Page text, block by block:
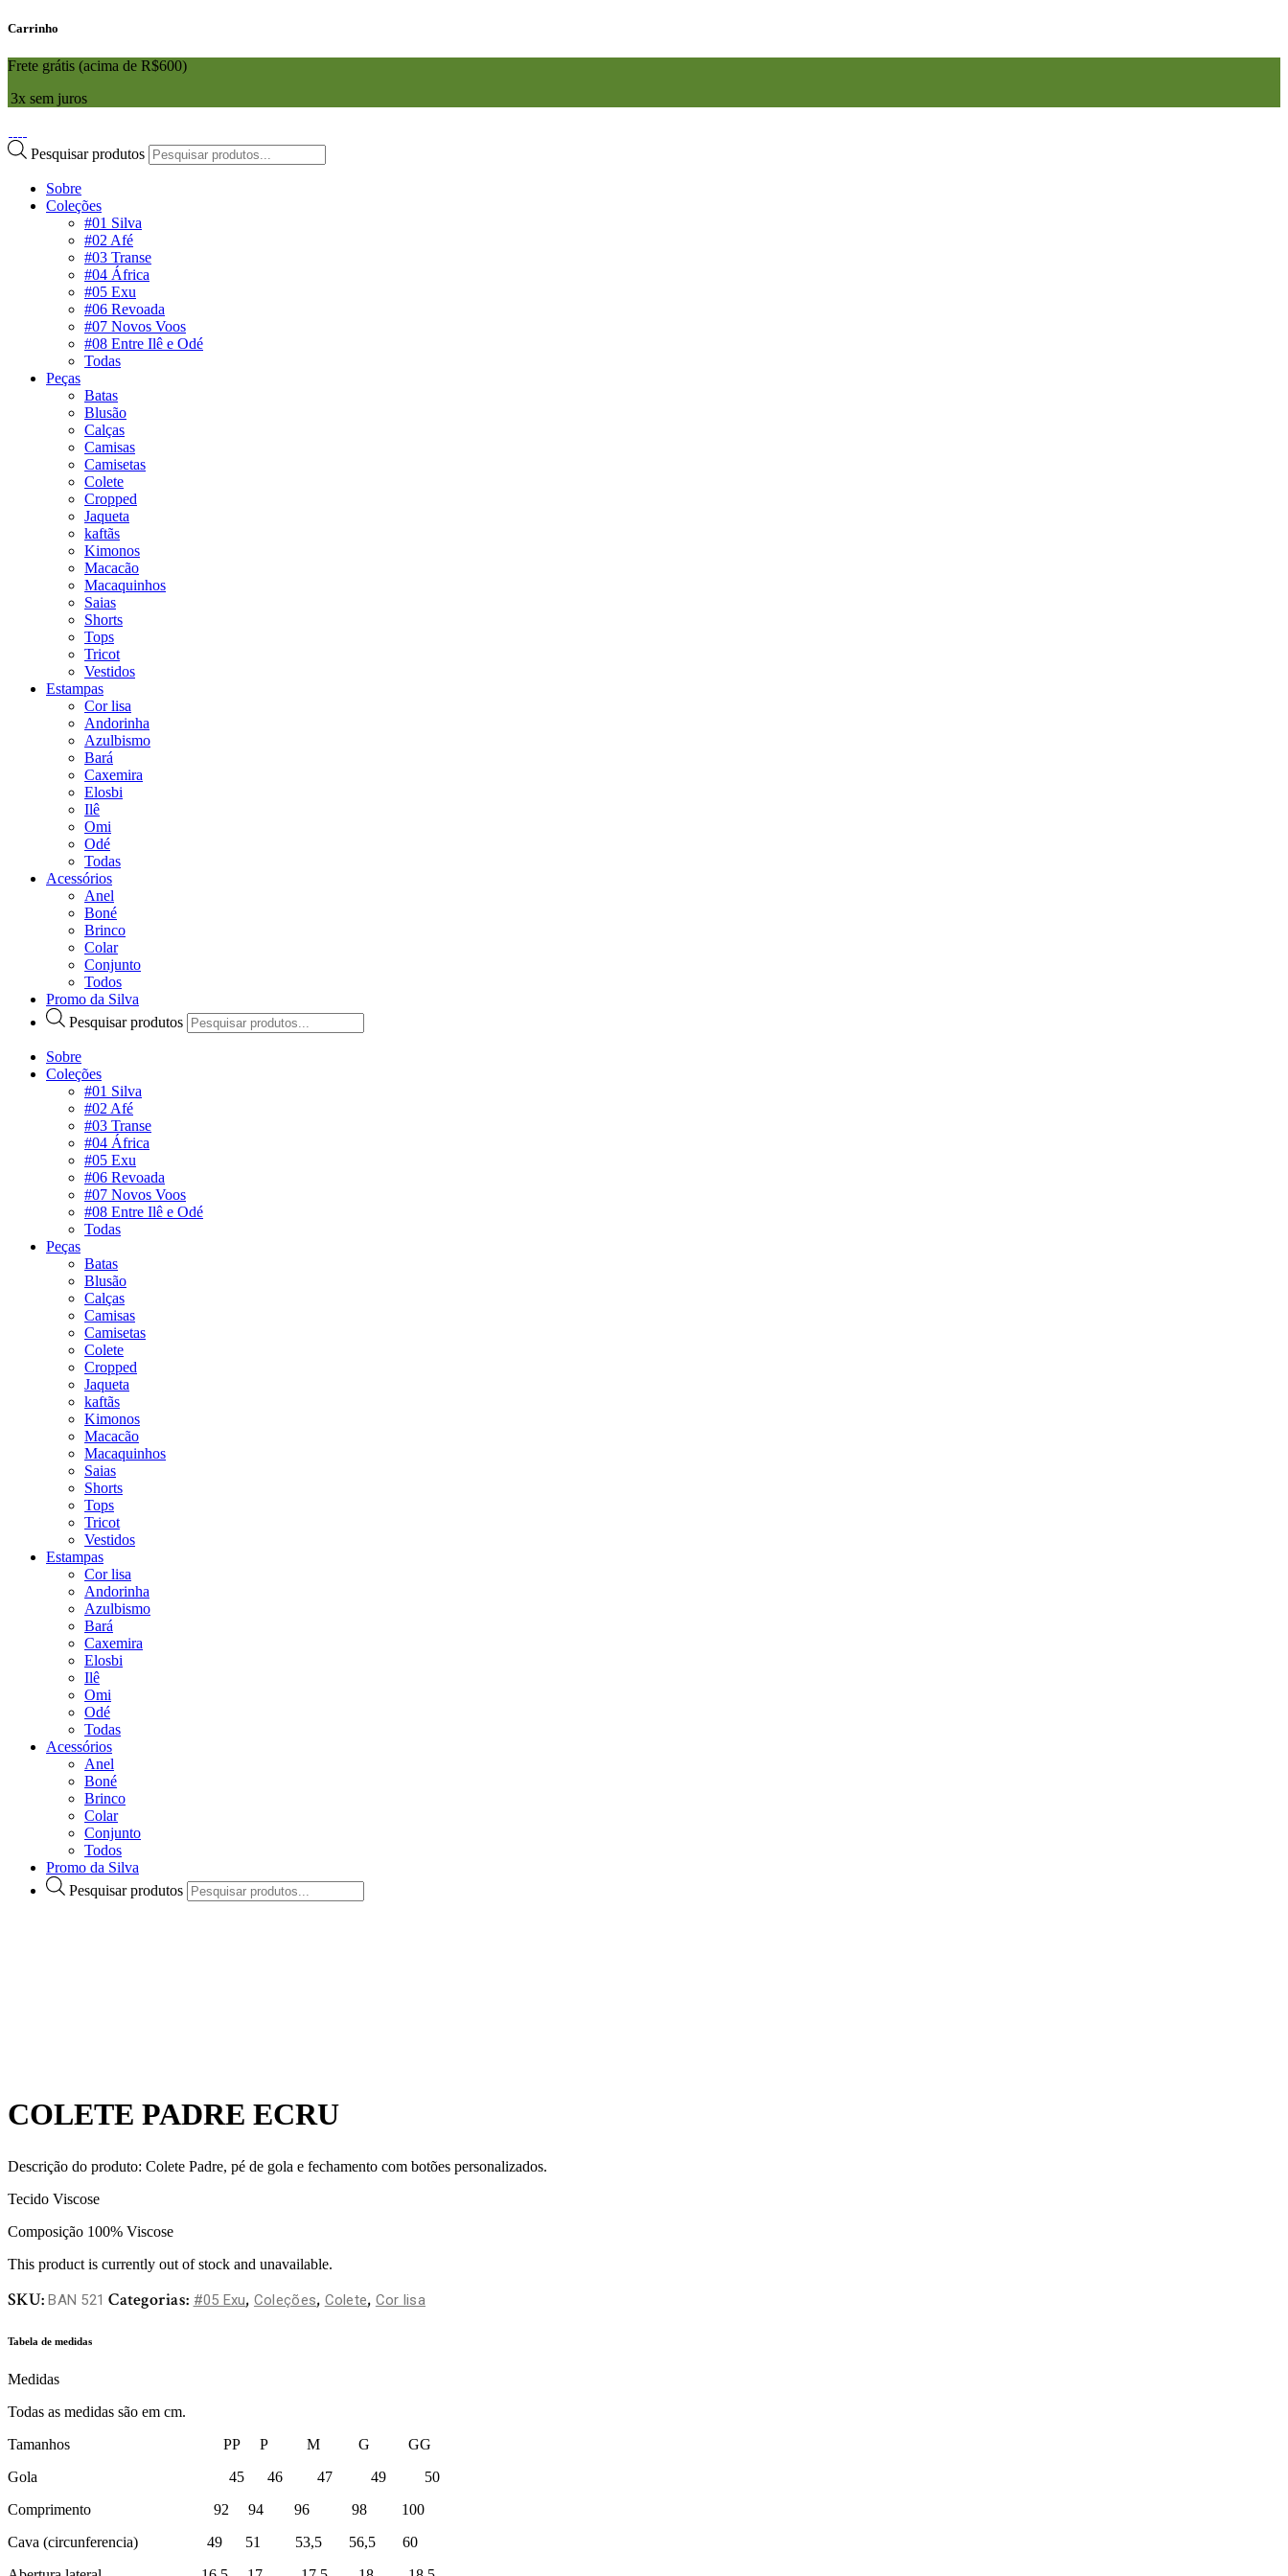
Carrinho
Frete grátis (acima de R$600)
3x sem juros
Pesquisar produtos
Sobre
Coleções
#01 Silva
#02 Afé
#03 Transe
#04 África
#05 Exu
#06 Revoada
#07 Novos Voos
#08 Entre Ilê e Odé
Todas
Peças
Batas
Blusão
Calças
Camisas
Camisetas
Colete
Cropped
Jaqueta
kaftãs
Kimonos
Macacão
Macaquinhos
Saias
Shorts
Tops
Tricot
Vestidos
Estampas
Cor lisa
Andorinha
Azulbismo
Bará
Caxemira
Elosbi
Ilê
Omi
Odé
Todas
Acessórios
Anel
Boné
Brinco
Colar
Conjunto
Todos
Promo da Silva
Pesquisar produtos
Sobre
Coleções
#01 Silva
#02 Afé
#03 Transe
#04 África
#05 Exu
#06 Revoada
#07 Novos Voos
#08 Entre Ilê e Odé
Todas
Peças
Batas
Blusão
Calças
Camisas
Camisetas
Colete
Cropped
Jaqueta
kaftãs
Kimonos
Macacão
Macaquinhos
Saias
Shorts
Tops
Tricot
Vestidos
Estampas
Cor lisa
Andorinha
Azulbismo
Bará
Caxemira
Elosbi
Ilê
Omi
Odé
Todas
Acessórios
Anel
Boné
Brinco
Colar
Conjunto
Todos
Promo da Silva
Pesquisar produtos
COLETE PADRE ECRU
Descrição do produto: Colete Padre, pé de gola e fechamento com botões personalizados.
Tecido Viscose
Composição 100% Viscose
This product is currently out of stock and unavailable.
SKU:BAN 521 Categorias: #05 Exu, Coleções, Colete, Cor lisa
Tabela de medidas
Medidas
Todas as medidas são em cm.
Tamanhos PP P M G GG
Gola 45 46 47 49 50
Comprimento 92 94 96 98 100
Cava (circunferencia) 49 51 53,5 56,5 60